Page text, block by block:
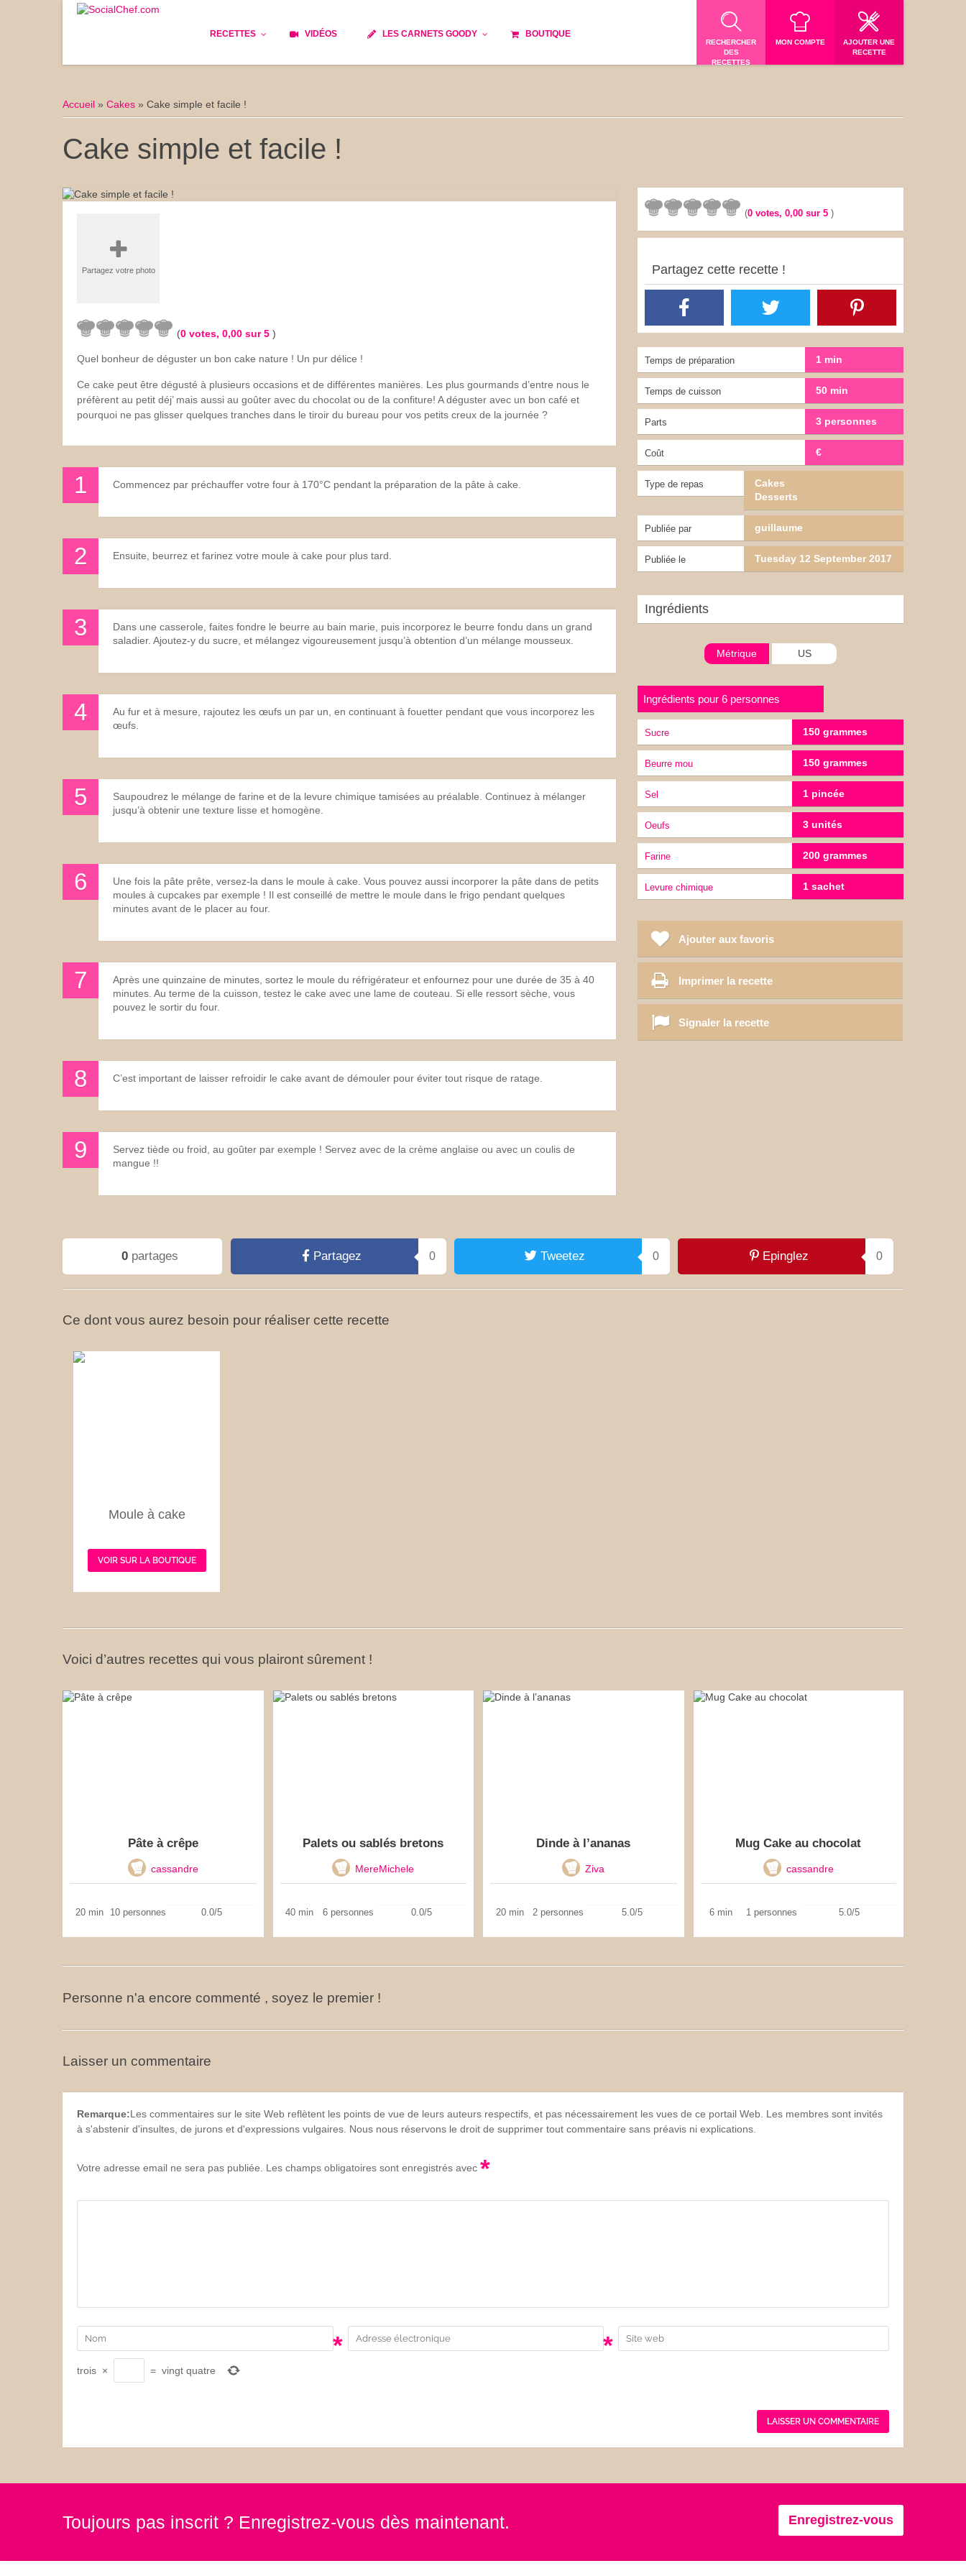
RECETTES
Le Pain
Apéritifs
Boissons
Cuisine française traditionnelle
VIDÉOS LES CARNETS GOODY
Spécialité culinaire
BOUTIQUE
RECHERCHER
DES
RECETTES
MON COMPTE
AJOUTER UNE
RECETTE
Accueil » Cakes » Cake simple et facile !
Cake simple et facile !
Partagez votre photo
(0 votes, 0,00 sur 5 )
Quel bonheur de déguster un bon cake nature ! Un pur délice !
Ce cake peut être dégusté à plusieurs occasions et de différentes manières. Les plus gourmands d’entre nous le
préfèrent au petit déj’ mais aussi au goûter avec du chocolat ou de la confiture! A déguster avec un bon café et
pourquoi ne pas glisser quelques tranches dans le tiroir du bureau pour vos petits creux de la journée ?
Commencez par préchauffer votre four à 170°C pendant la préparation de la pâte à cake.
Ensuite, beurrez et farinez votre moule à cake pour plus tard.
Dans une casserole, faites fondre le beurre au bain marie, puis incorporez le beurre fondu dans un grand
saladier. Ajoutez-y du sucre, et mélangez vigoureusement jusqu’à obtention d’un mélange mousseux.
Au fur et à mesure, rajoutez les œufs un par un, en continuant à fouetter pendant que vous incorporez les
œufs.
Saupoudrez le mélange de farine et de la levure chimique tamisées au préalable. Continuez à mélanger
jusqu’à obtenir une texture lisse et homogène.
Une fois la pâte prête, versez-la dans le moule à cake. Vous pouvez aussi incorporer la pâte dans de petits
moules à cupcakes par exemple ! Il est conseillé de mettre le moule dans le frigo pendant quelques
minutes avant de le placer au four.
Après une quinzaine de minutes, sortez le moule du réfrigérateur et enfournez pour une durée de 35 à 40
minutes. Au terme de la cuisson, testez le cake avec une lame de couteau. Si elle ressort sèche, vous
pouvez le sortir du four.
C’est important de laisser refroidir le cake avant de démouler pour éviter tout risque de ratage.
Servez tiède ou froid, au goûter par exemple ! Servez avec de la crème anglaise ou avec un coulis de
mangue !!
(0 votes,0,00 sur 5)
Partagez cette recette !
Temps de préparation 1 min
Temps de cuisson 50 min
Parts 3 personnes
Coût €
Type de repas
Cakes
Desserts
Publiée par guillaume
Publiée le Tuesday 12 September 2017
Ingrédients
Métrique US
Ingrédients pour 6 personnes
Sucre 150 grammes
Beurre mou 150 grammes
sel 1 pincée
Oeufs 3 unités
Farine 200 grammes
Levure chimique 1 sachet
Ajouter aux favoris
Imprimer la recette
Signaler la recette
0partages Partagez 0 Tweetez 0 Epinglez 0
Ce dont vous aurez besoin pour réaliser cette recette
Moule à cake
VOIR SUR LA BOUTIQUE
Voici d’autres recettes qui vous plairont sûrement !
Pâte à crêpe
cassandre
20 min 10 personnes 0.0/5
Palets ou sablés bretons
MereMichele
40 min 6 personnes 0.0/5
Dinde à l’ananas
Ziva
20 min 2 personnes 5.0/5
Mug Cake au chocolat
cassandre
6 min 1 personnes 5.0/5
Personne n'a encore commenté , soyez le premier !
Laisser un commentaire
Remarque:Les commentaires sur le site Web reflètent les points de vue de leurs auteurs respectifs, et pas nécessairement les vues de ce portail Web. Les membres sont invités
à s'abstenir d'insultes, de jurons et d'expressions vulgaires. Nous nous réservons le droit de supprimer tout commentaire sans préavis ni explications.
Votre adresse email ne sera pas publiée. Les champs obligatoires sont enregistrés avec *
* *
trois × = vingt quatre
Enregistrez-vous
Toujours pas inscrit ? Enregistrez-vous dès maintenant.